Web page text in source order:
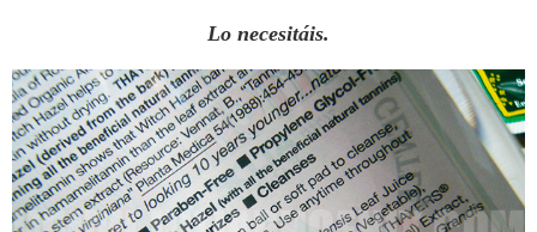
Lo necesitáis.